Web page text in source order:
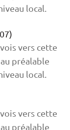
local.
vers cette
préalable
local.
vers cette
préalable